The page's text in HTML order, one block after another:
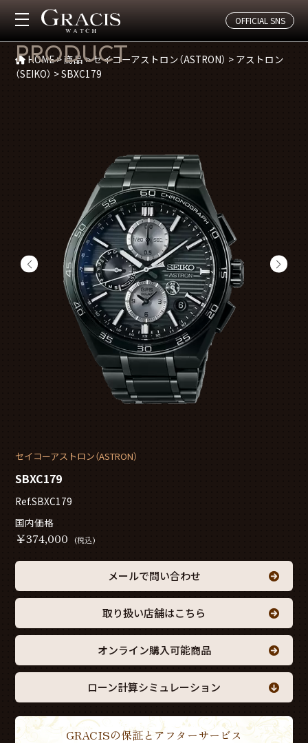
OFFICIAL SNS
商品紹介
PRODUCT
HOME>商品>セイコーアストロン（ASTRON） > アストロン
（SEIKO） >SBXC179
セイコーアストロン（ASTRON）
SBXC179
Ref.SBXC179
国内価格
￥374,000 (税込)
メールで問い合わせ
取り扱い店舗はこちら
オンライン購入可能商品
ローン計算シミュレーション
GRACISの保証とアフターサービス